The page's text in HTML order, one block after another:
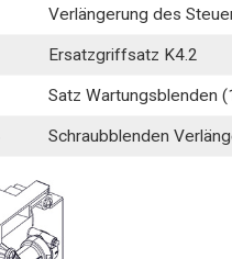
Verlängerung des
Ersatzgriffsatz K4.2
Satz Wartungsblenden
Schraubblenden